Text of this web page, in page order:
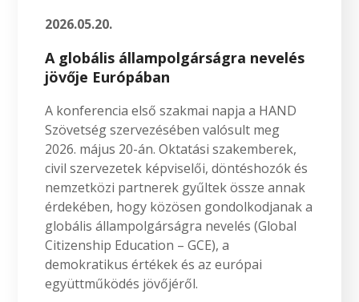
2026.05.20.
A globális állampolgárságra nevelés
jövője Európában
A konferencia első szakmai napja a HAND
Szövetség szervezésében valósult meg
2026. május 20-án. Oktatási szakemberek,
civil szervezetek képviselői, döntéshozók és
nemzetközi partnerek gyűltek össze annak
érdekében, hogy közösen gondolkodjanak a
globális állampolgárságra nevelés (Global
Citizenship Education – GCE), a
demokratikus értékek és az európai
együttműködés jövőjéről.